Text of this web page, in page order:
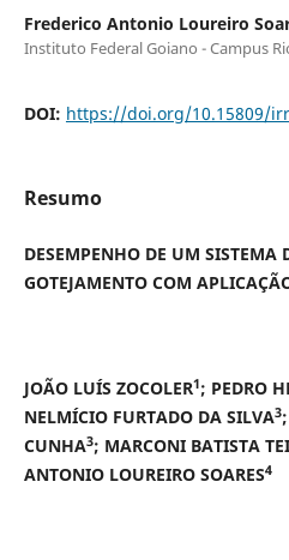
Frederico Antonio Loureiro
Instituto Federal Goiano - Campus
DOI: https://doi.org/10.15809/
Resumo
DESEMPENHO DE UM SISTEMA
GOTEJAMENTO COM
JOÃO LUÍS ZOCOLER1; PEDRO
NELMÍCIO FURTADO DA SILVA3
CUNHA3; MARCONI BATISTA
ANTONIO LOUREIRO SOARES4